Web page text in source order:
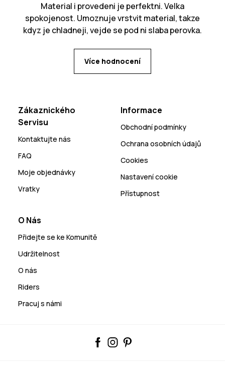
Material i provedeni je perfektni. Velka
spokojenost. Umoznuje vrstvit material, takze
kdyz je chladneji, vejde se pod ni slaba perovka.
Více hodnocení
Zákaznického
Servisu
Kontaktujte nás
FAQ
Moje objednávky
Vratky
Informace
Obchodní podmínky
Ochrana osobních údajů
Cookies
Nastavení cookie
Přístupnost
O Nás
Přidejte se ke Komunitě
Udržitelnost
O nás
Riders
Pracuj s námi